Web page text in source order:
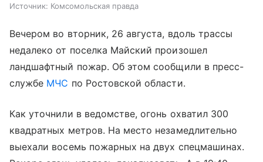
Источник: Комсомольская правда
Вечером во вторник, 26 августа, вдоль трассы
недалеко от поселка Майский произошел
ландшафтный пожар. Об этом сообщили в пресс-
службе МЧС по Ростовской области.
Как уточнили в ведомстве, огонь охватил 300
квадратных метров. На место незамедлительно
выехали восемь пожарных на двух спецмашинах.